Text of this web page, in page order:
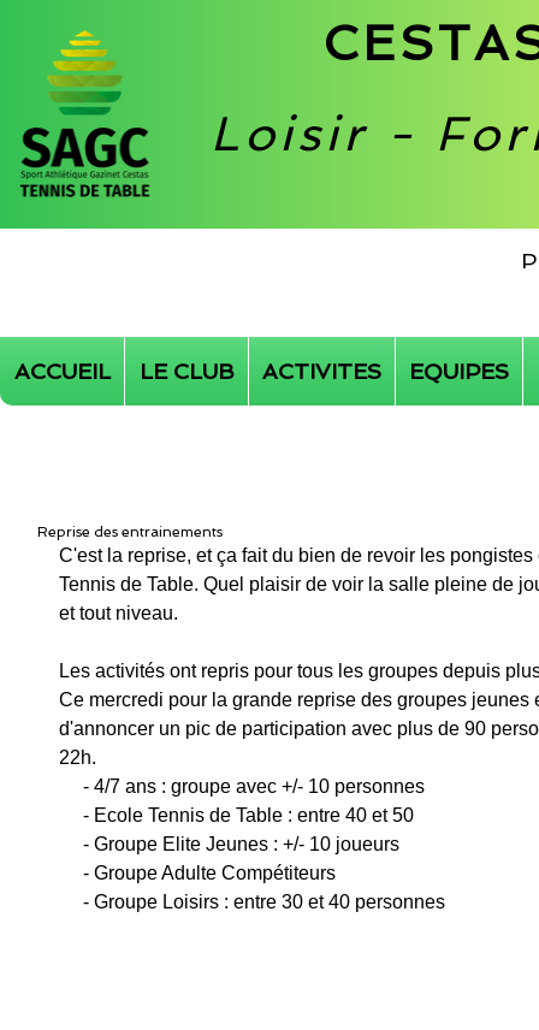
Loisir -
ACCUEIL LE CLUB ACTIVITES EQUIPES
Reprise des entrainements
C'est la reprise, et ça fait du bien de revoir les
Tennis de Table. Quel plaisir de voir la salle pleine de
et tout niveau.
Les activités ont repris pour tous les groupes depuis
Ce mercredi pour la grande reprise des groupes
d'annoncer un pic de participation avec plus de 90
22h.
     - 4/7 ans : groupe avec +/- 10 personnes
     - Ecole Tennis de Table : entre 40 et 50
     - Groupe Elite Jeunes : +/- 10 joueurs
     - Groupe Adulte Compétiteurs
     - Groupe Loisirs : entre 30 et 40 personnes